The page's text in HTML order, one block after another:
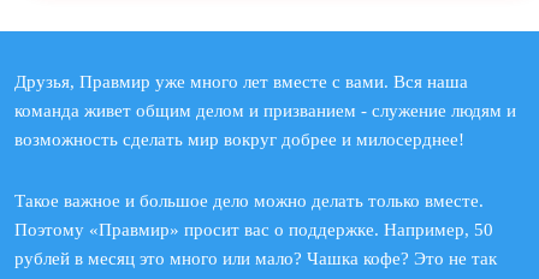
Друзья, Правмир уже много лет вместе с вами. Вся наша
команда живет общим делом и призванием - служение людям и
возможность сделать мир вокруг добрее и милосерднее!
Такое важное и большое дело можно делать только вместе.
Поэтому «Правмир» просит вас о поддержке. Например, 50
рублей в месяц это много или мало? Чашка кофе? Это не так